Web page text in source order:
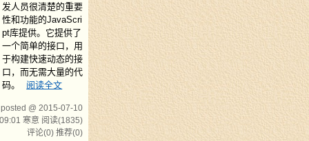
发人员很清楚的重要
性和功能的JavaScri
pt库提供。它提供了
一个简单的接口，用
于构建快速动态的接
口，而无需大量的代
码。
阅读全文
posted @ 2015-07-10
寒意 阅读(1835)
评论(0) 推荐(0)